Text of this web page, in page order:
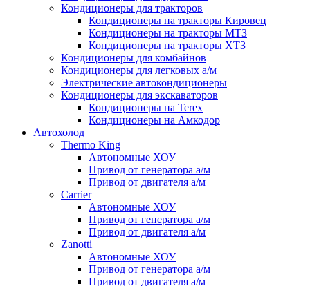
Кондиционеры для тракторов
Кондиционеры на тракторы Кировец
Кондиционеры на тракторы МТЗ
Кондиционеры на тракторы ХТЗ
Кондиционеры для комбайнов
Кондиционеры для легковых а/м
Электрические автокондиционеры
Кондиционеры для экскаваторов
Кондиционеры на Terex
Кондиционеры на Амкодор
Автохолод
Thermo King
Автономные ХОУ
Привод от генератора а/м
Привод от двигателя а/м
Carrier
Автономные ХОУ
Привод от генератора а/м
Привод от двигателя а/м
Zanotti
Автономные ХОУ
Привод от генератора а/м
Привод от двигателя а/м